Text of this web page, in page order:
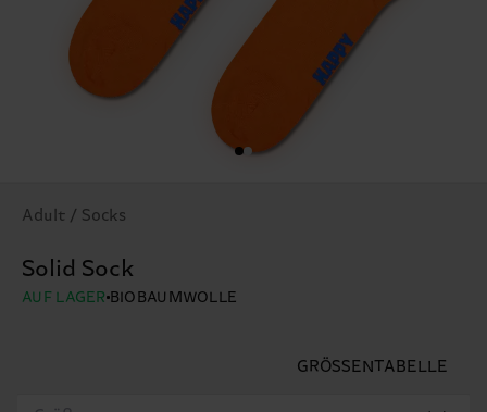
Adult / Socks
Solid Sock
AUF LAGER BIOBAUMWOLLE
GRÖSSENTABELLE